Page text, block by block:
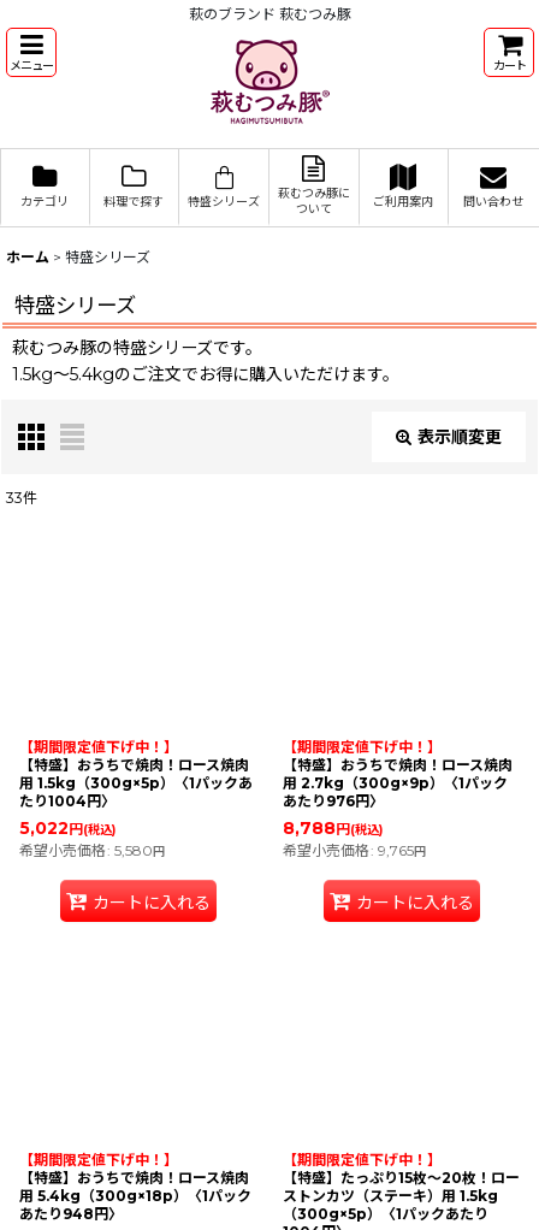
萩のブランド 萩むつみ豚
メニュー カート
カテゴリ 料理で探す 特盛シリーズ
萩むつみ豚に
ついて
ご利用案内 問い合わせ
ホーム > 特盛シリーズ
特盛シリーズ
萩むつみ豚の特盛シリーズです。
1.5kg〜5.4kgのご注文でお得に購入いただけます。
表示順変更
33件
【期間限定値下げ中！】
【特盛】おうちで焼肉！ロース焼肉
用 1.5kg（300g×5p）〈1パックあ
たり1004円〉
5,022 円 (税込)
希望小売価格: 5,580円
カートに入れる
【期間限定値下げ中！】
【特盛】おうちで焼肉！ロース焼肉
用 2.7kg（300g×9p）〈1パック
あたり976円〉
8,788円 (税込)
希望小売価格: 9,765円
カートに入れる
【期間限定値下げ中！】
【特盛】おうちで焼肉！ロース焼肉
用 5.4kg（300g×18p）〈1パック
あたり948円〉
【期間限定値下げ中！】
【特盛】たっぷり15枚〜20枚！ロー
ストンカツ（ステーキ）用 1.5kg
（300g×5p）〈1パックあたり